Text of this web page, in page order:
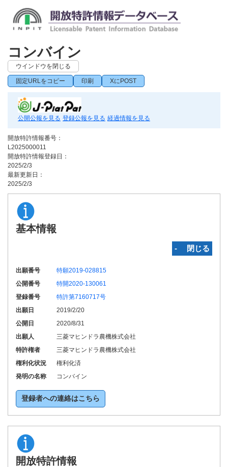
コンバイン
ウインドウを閉じる
固定URLをコピー 印刷 XにPOST
公開公報を見る 登録公報を見る 経過情報を見る
開放特許情報番号：
L2025000011
開放特許情報登録日：
2025/2/3
最新更新日：
2025/2/3
基本情報
‐ 閉じる
出願番号
特願2019-028815
公開番号
特開2020-130061
登録番号
特許第7160717号
出願日
2019/2/20
公開日
2020/8/31
出願人
三菱マヒンドラ農機株式会社
特許権者
三菱マヒンドラ農機株式会社
権利化状況
権利化済
発明の名称
コンバイン
登録者への連絡はこちら
開放特許情報